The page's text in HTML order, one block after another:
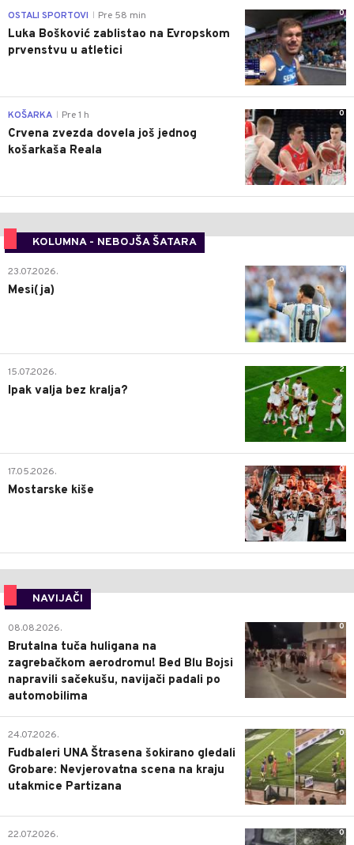
0
OSTALI SPORTOVI Pre 58 min
Luka Bošković zablistao na Evropskom
prvenstvu u atletici
0
KOŠARKA Pre 1 h
Crvena zvezda dovela još jednog
košarkaša Reala
KOLUMNA - NEBOJŠA ŠATARA
0
23.07.2026.
Mesi(ja)
2
15.07.2026.
Ipak valja bez kralja?
0
17.05.2026.
Mostarske kiše
NAVIJAČI
0
08.08.2026.
Brutalna tuča huligana na
zagrebačkom aerodromu! Bed Blu Bojsi
napravili sačekušu, navijači padali po
automobilima
0
24.07.2026.
Fudbaleri UNA Štrasena šokirano gledali
Grobare: Nevjerovatna scena na kraju
utakmice Partizana
0
22.07.2026.